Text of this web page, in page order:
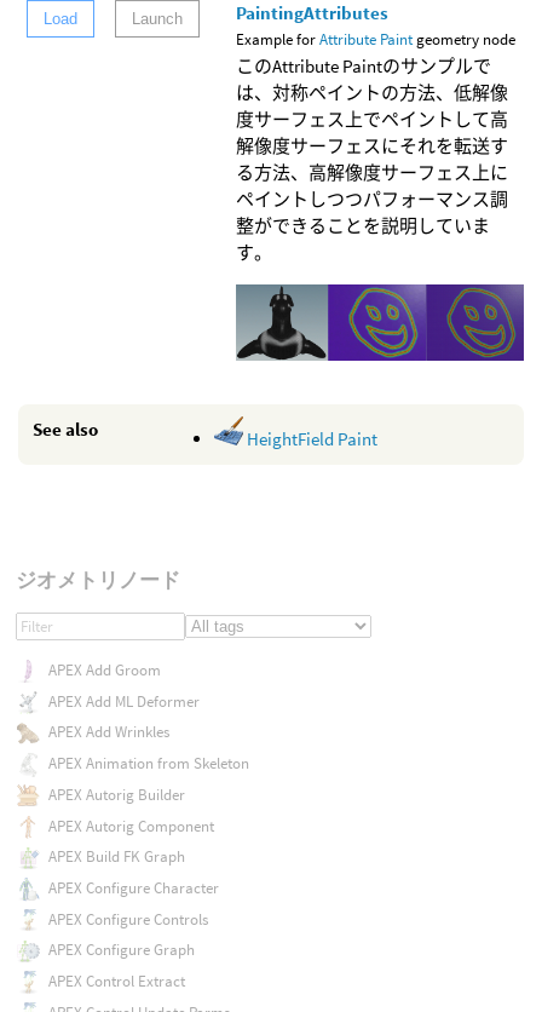
Load Launch PaintingAttributes
Example forAttribute Paintgeometry node
このAttribute Paintのサンプルで
は、対称ペイントの方法、低解像
度サーフェス上でペイントして高
解像度サーフェスにそれを転送す
る方法、高解像度サーフェス上に
ペイントしつつパフォーマンス調
整ができることを説明していま
す。
See also HeightField Paint
ジオメトリノード
APEX Add Groom
APEX Add ML Deformer
APEX Add Wrinkles
APEX Animation from Skeleton
APEX Autorig Builder
APEX Autorig Component
APEX Build FK Graph
APEX Configure Character
APEX Configure Controls
APEX Configure Graph
APEX Control Extract